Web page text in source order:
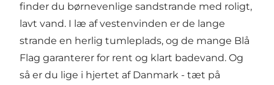
finder du børnevenlige sandstrande med roligt,
lavt vand. I læ af vestenvinden er de lange
strande en herlig tumleplads, og de mange Blå
Flag garanterer for rent og klart badevand. Og
så er du lige i hjertet af Danmark - tæt på